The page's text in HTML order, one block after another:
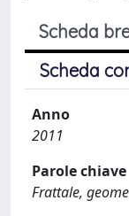
Scheda
Scheda
Anno
2011
Parole chiave
Frattale,